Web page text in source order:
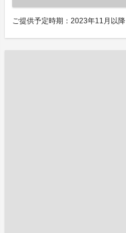
ご提供予定時期：2023年11月以降